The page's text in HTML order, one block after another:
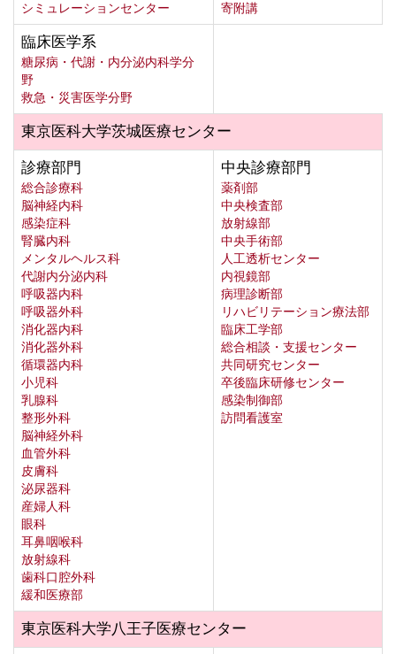
シミュレーションセンター
寄附講
臨床医学系
糖尿病・代謝・内分泌内科学分
野
救急・災害医学分野
東京医科大学茨城医療センター
診療部門
総合診療科
脳神経内科
感染症科
腎臓内科
メンタルヘルス科
代謝内分泌内科
呼吸器内科
呼吸器外科
消化器内科
消化器外科
循環器内科
小児科
乳腺科
整形外科
脳神経外科
血管外科
皮膚科
泌尿器科
産婦人科
眼科
耳鼻咽喉科
放射線科
歯科口腔外科
緩和医療部
中央診療部門
薬剤部
中央検査部
放射線部
中央手術部
人工透析センター
内視鏡部
病理診断部
リハビリテーション療法部
臨床工学部
総合相談・支援センター
共同研究センター
卒後臨床研修センター
感染制御部
訪問看護室
東京医科大学八王子医療センター